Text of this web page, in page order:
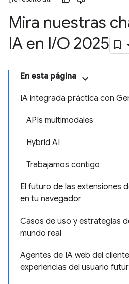
Mira nuestras
IA en I/O 2025
En esta página
IA integrada práctica con
APIs multimodales
Hybrid AI
Trabajamos contigo
El futuro de las extensiones
en tu navegador
Casos de uso y estrategias
mundo real
Agentes de IA web del
experiencias del usuario